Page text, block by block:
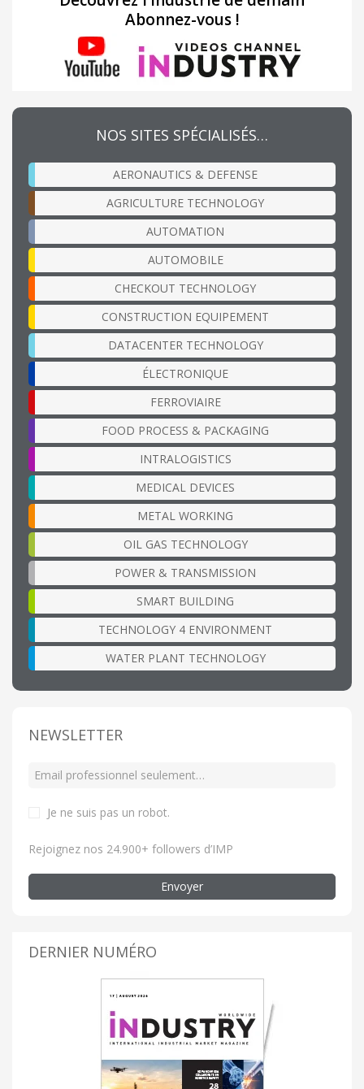
Abonnez-vous !
NOS SITES SPÉCIALISÉS…
AERONAUTICS & DEFENSE
AGRICULTURE TECHNOLOGY
AUTOMATION
AUTOMOBILE
CHECKOUT TECHNOLOGY
CONSTRUCTION EQUIPEMENT
DATACENTER TECHNOLOGY
ÉLECTRONIQUE
FERROVIAIRE
FOOD PROCESS & PACKAGING
INTRALOGISTICS
MEDICAL DEVICES
METAL WORKING
OIL GAS TECHNOLOGY
POWER & TRANSMISSION
SMART BUILDING
TECHNOLOGY 4 ENVIRONMENT
WATER PLANT TECHNOLOGY
NEWSLETTER
Je ne suis pas un robot.
Rejoignez nos 24.900+ followers d’IMP
Envoyer
DERNIER NUMÉRO